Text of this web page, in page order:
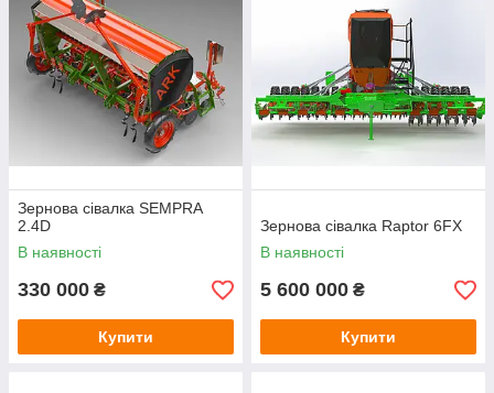
Зернова сівалка SEMPRA
2.4D
В наявності
330 000 ₴
Купити
Зернова сівалка Raptor 6FX
В наявності
5 600 000 ₴
Купити